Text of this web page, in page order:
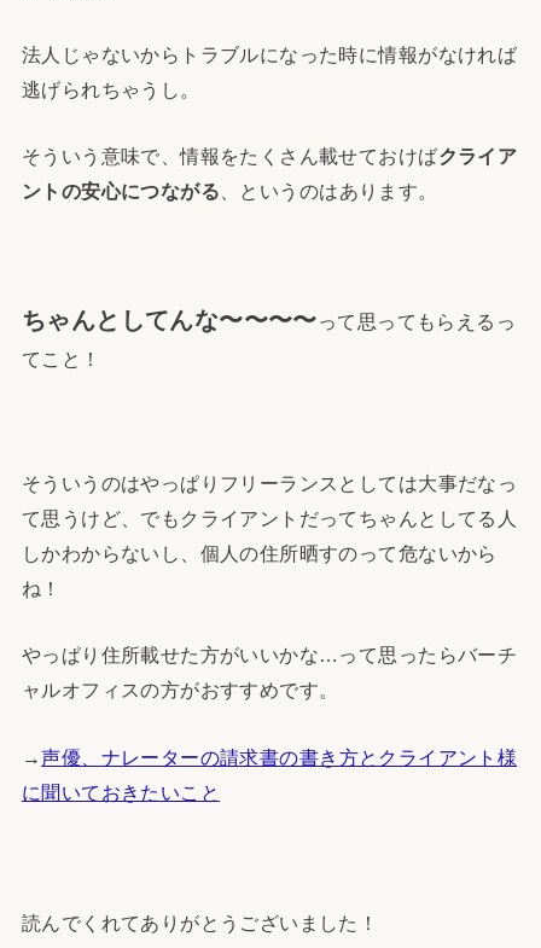
法人じゃないからトラブルになった時に情報がなければ
逃げられちゃうし。
そういう意味で、情報をたくさん載せておけばクライア
ントの安心につながる 、というのはあります。
ちゃんとしてんな〜〜〜〜って思ってもらえるっ
てこと！
そういうのはやっぱりフリーランスとしては大事だなっ
て思うけど、でもクライアントだってちゃんとしてる人
しかわからないし、個人の住所晒すのって危ないから
ね！
やっぱり住所載せた方がいいかな…って思ったらバーチ
ャルオフィスの方がおすすめです。
→声優、ナレーターの請求書の書き方とクライアント様
に聞いておきたいこと
読んでくれてありがとうございました！